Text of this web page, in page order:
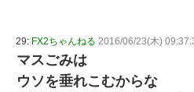
29: FX2ちゃんねる 2016/06/23(木)
マスごみは
ウソを垂れこむからな